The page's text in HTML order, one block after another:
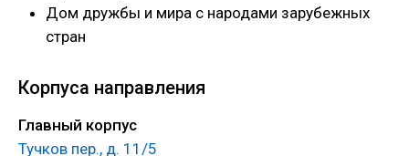
Дом дружбы и мира с народами зарубежных
стран
Корпуса направления
Главный корпус
Тучков пер., д. 11/5